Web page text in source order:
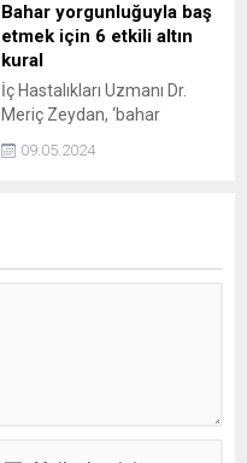
Bahar yorgunluğuyla baş
etmek için 6 etkili altın
kural
İç Hastalıkları Uzmanı Dr.
Meriç Zeydan, ‘bahar
tanımlanan bu dönemde
09.05.2024